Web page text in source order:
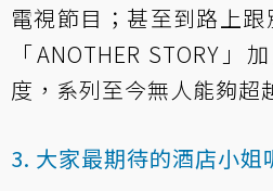
電視節目；甚至到路上
「ANOTHER STORY
度，系列至今無人能夠超
3. 大家最期待的酒店小姐